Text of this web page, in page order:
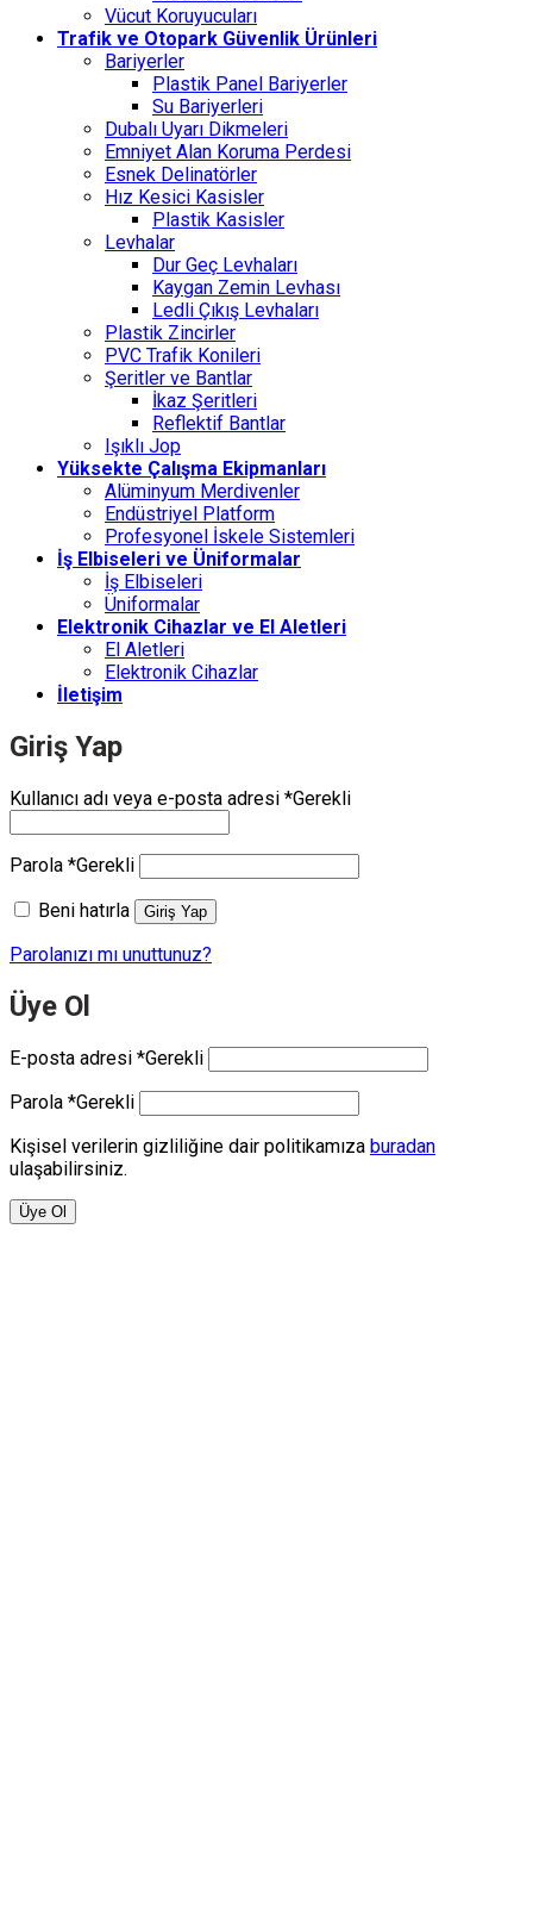
Vücut Koruyucuları
Trafik ve Otopark Güvenlik Ürünleri
Bariyerler
Plastik Panel Bariyerler
Su Bariyerleri
Dubalı Uyarı Dikmeleri
Emniyet Alan Koruma Perdesi
Esnek Delinatörler
Hız Kesici Kasisler
Plastik Kasisler
Levhalar
Dur Geç Levhaları
Kaygan Zemin Levhası
Ledli Çıkış Levhaları
Plastik Zincirler
PVC Trafik Konileri
Şeritler ve Bantlar
İkaz Şeritleri
Reflektif Bantlar
Işıklı Jop
Yüksekte Çalışma Ekipmanları
Alüminyum Merdivenler
Endüstriyel Platform
Profesyonel İskele Sistemleri
İş Elbiseleri ve Üniformalar
İş Elbiseleri
Üniformalar
Elektronik Cihazlar ve El Aletleri
El Aletleri
Elektronik Cihazlar
İletişim
Giriş Yap
Kullanıcı adı veya e-posta adresi *Gerekli
Parola *Gerekli
Beni hatırla
Giriş Yap
Parolanızı mı unuttunuz?
Üye Ol
E-posta adresi *Gerekli
Parola *Gerekli
Kişisel verilerin gizliliğine dair politikamıza buradan
ulaşabilirsiniz.
Üye Ol